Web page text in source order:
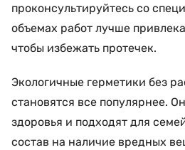
проконсультируйтесь со
объемах работ лучше
чтобы избежать протечек.
Экологичные герметики без
становятся все популярнее.
здоровья и подходят для
состав на наличие вредных